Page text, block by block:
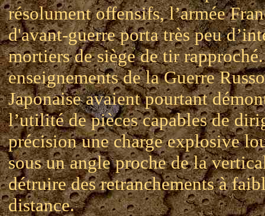
résolument offensifs, l’armée
d'avant-guerre porta très peu
mortiers de siège de tir
enseignements de la Guerre
Japonaise avaient pourtant
l’utilité de pièces capables de
précision une charge explosive
sous un angle proche de la
détruire des retranchements à
distance.